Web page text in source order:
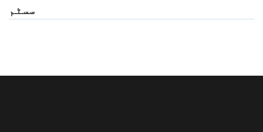
سسٹم